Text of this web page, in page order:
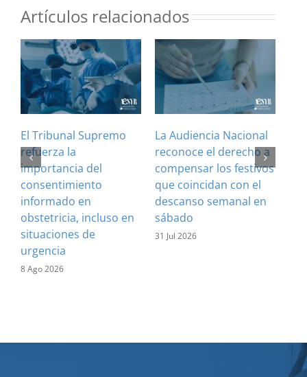
Artículos relacionados
El Tribunal Supremo
refuerza la
importancia del
consentimiento
informado en
obstetricia, incluso en
situaciones de
urgencia
8 Ago 2026
La Audiencia Nacional
reconoce el derecho a
compensar los festivos
que coincidan con el
descanso semanal en
sábado
31 Jul 2026